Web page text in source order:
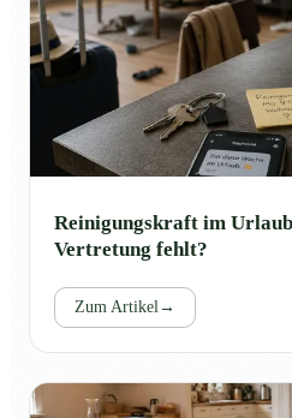
Reinigungskraft im Urlaub
Vertretung fehlt?
Zum Artikel →